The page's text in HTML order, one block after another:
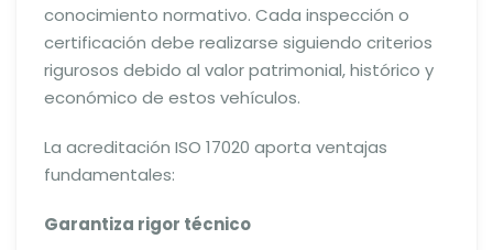
conocimiento normativo. Cada inspección o
certificación debe realizarse siguiendo criterios
rigurosos debido al valor patrimonial, histórico y
económico de estos vehículos.
La acreditación ISO 17020 aporta ventajas
fundamentales:
Garantiza rigor técnico